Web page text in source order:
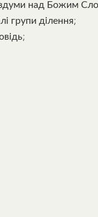
над Божим
групи ділення;